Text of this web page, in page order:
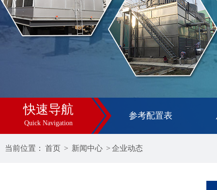
快速导航
Quick Navigation
参考配置表
当前位置： 首页 > 新闻中心 > 企业动态